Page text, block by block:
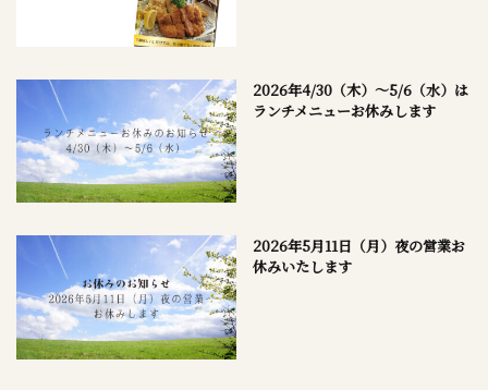
2026年4/30（木）～5/6（水）は
ランチメニューお休みします
2026年5月11日（月）夜の営業お
休みいたします